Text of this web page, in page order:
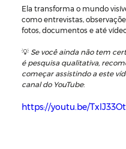
Ela transforma o mundo
como entrevistas,
fotos, documentos e até
💡 Se você ainda não tem
é pesquisa qualitativa,
começar assistindo a este
canal do YouTube:
https://youtu.be/